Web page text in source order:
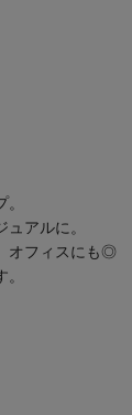
アルに。
オフィスにも◎